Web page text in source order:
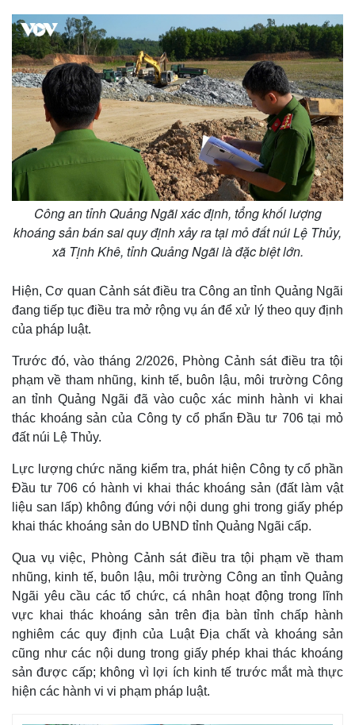
Thế giới
Quan sát
Cuộc sống đó đây
Hồ sơ
Multimedia
Video
Ảnh
E-Magazine
Infographic
Công an tỉnh Quảng Ngãi xác định, tổng khối lượng
khoáng sản bán sai quy định xảy ra tại mỏ đất núi Lệ Thủy,
xã Tịnh Khê, tỉnh Quảng Ngãi là đặc biệt lớn.
Hiện, Cơ quan Cảnh sát điều tra Công an tỉnh Quảng Ngãi
đang tiếp tục điều tra mở rộng vụ án để xử lý theo quy định
của pháp luật.
Trước đó, vào tháng 2/2026, Phòng Cảnh sát điều tra tội
phạm về tham nhũng, kinh tế, buôn lậu, môi trường Công
an tỉnh Quảng Ngãi đã vào cuộc xác minh hành vi khai
thác khoáng sản của Công ty cổ phẩn Đầu tư 706 tại mỏ
đất núi Lệ Thủy.
Lực lượng chức năng kiểm tra, phát hiện Công ty cổ phần
Đầu tư 706 có hành vi khai thác khoáng sản (đất làm vật
liệu san lấp) không đúng với nội dung ghi trong giấy phép
khai thác khoáng sản do UBND tỉnh Quảng Ngãi cấp.
Qua vụ việc, Phòng Cảnh sát điều tra tội phạm về tham
nhũng, kinh tế, buôn lậu, môi trường Công an tỉnh Quảng
Ngãi yêu cầu các tổ chức, cá nhân hoạt động trong lĩnh
vực khai thác khoáng sản trên địa bàn tỉnh chấp hành
nghiêm các quy định của Luật Địa chất và khoáng sản
cũng như các nội dung trong giấy phép khai thác khoáng
sản được cấp; không vì lợi ích kinh tế trước mắt mà thực
hiện các hành vi vi phạm pháp luật.